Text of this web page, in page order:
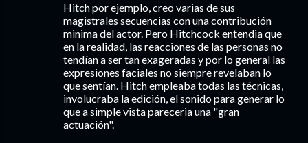
Hitch por ejemplo, creo varias de sus
magistrales secuencias con una contribución
minima del actor. Pero Hitchcock entendia que
en la realidad, las reacciones de las personas no
tendían a ser tan exageradas y por lo general las
expresiones faciales no siempre revelaban lo
que sentían. Hitch empleaba todas las técnicas,
involucraba la edición, el sonido para generar lo
que a simple vista pareceria una "gran
actuación".